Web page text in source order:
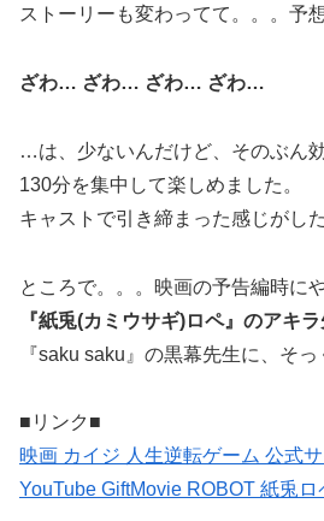
ストーリーも変わってて。。。予
ざわ… ざわ… ざわ… ざわ…
…は、少ないんだけど、そのぶん
130分を集中して楽しめました。
キャストで引き締まった感じがし
ところで。。。映画の予告編時に
『紙兎(カミウサギ)ロペ』のアキラ
『saku saku』の黒幕先生に、そ
■リンク■
映画 カイジ 人生逆転ゲーム 公式サ
YouTube GiftMovie ROBOT 紙兎ロ